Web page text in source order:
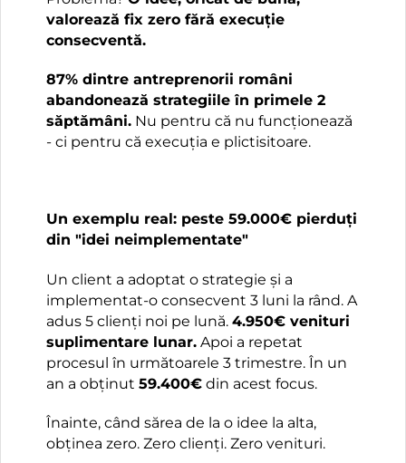
valorează fix zero fără execuție
consecventă.
87% dintre antreprenorii români
abandonează strategiile în primele 2
săptămâni. Nu pentru că nu funcționează
- ci pentru că execuția e plictisitoare.
Un exemplu real: peste 59.000€ pierduți
din "idei neimplementate"
Un client a adoptat o strategie și a
implementat-o consecvent 3 luni la rând. A
adus 5 clienți noi pe lună. 4.950€ venituri
suplimentare lunar. Apoi a repetat
procesul în următoarele 3 trimestre. În un
an a obținut 59.400€ din acest focus.
Înainte, când sărea de la o idee la alta,
obținea zero. Zero clienți. Zero venituri.